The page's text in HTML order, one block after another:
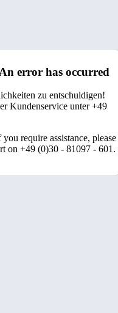
error has occurred
zu entschuldigen!
Kundenservice unter +49
require assistance, please
on +49 (0)30 - 81097 - 601.